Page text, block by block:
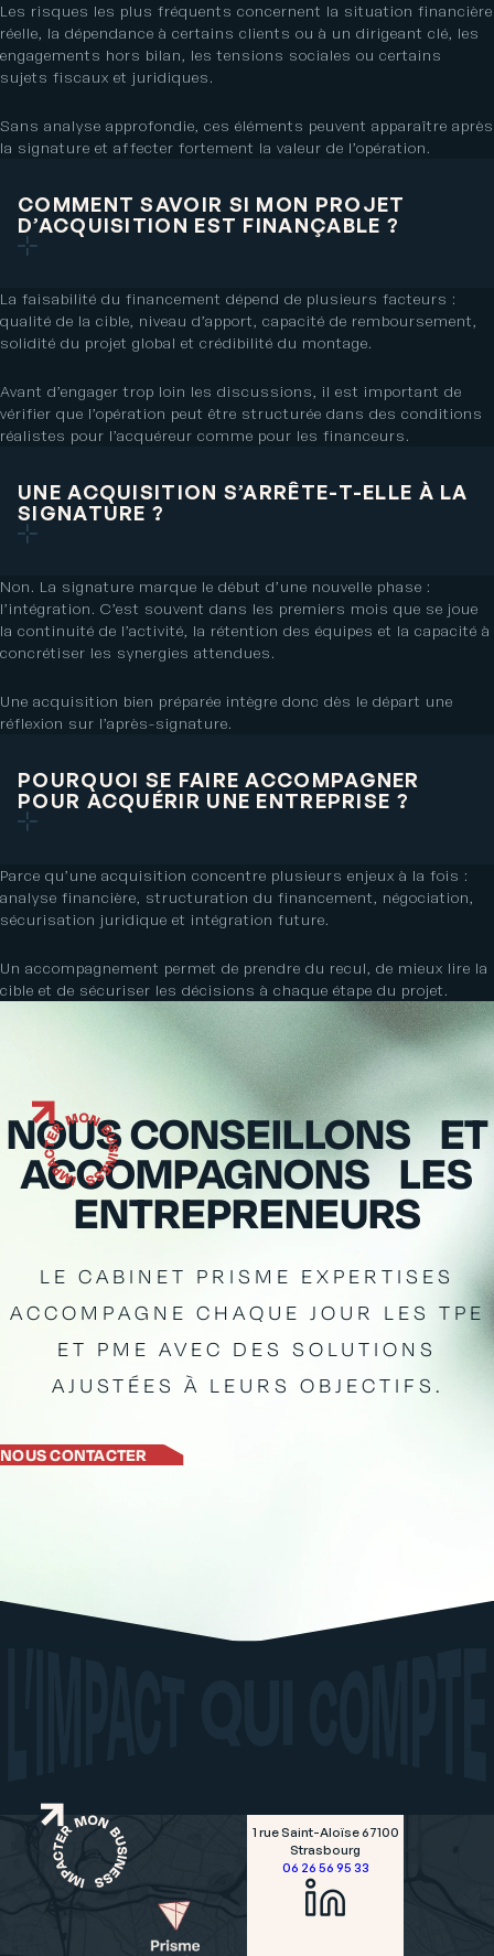
Les risques les plus fréquents concernent la situation financière
réelle, la dépendance à certains clients ou à un dirigeant clé, les
engagements hors bilan, les tensions sociales ou certains
sujets fiscaux et juridiques.
Sans analyse approfondie, ces éléments peuvent apparaître après
la signature et affecter fortement la valeur de l’opération.
COMMENT SAVOIR SI MON PROJET
D’ACQUISITION EST FINANÇABLE ?
La faisabilité du financement dépend de plusieurs facteurs :
qualité de la cible, niveau d’apport, capacité de remboursement,
solidité du projet global et crédibilité du montage.
Avant d’engager trop loin les discussions, il est important de
vérifier que l’opération peut être structurée dans des conditions
réalistes pour l’acquéreur comme pour les financeurs.
UNE ACQUISITION S’ARRÊTE-T-ELLE À LA
SIGNATURE ?
Non. La signature marque le début d’une nouvelle phase :
l’intégration. C’est souvent dans les premiers mois que se joue
la continuité de l’activité, la rétention des équipes et la capacité à
concrétiser les synergies attendues.
Une acquisition bien préparée intègre donc dès le départ une
réflexion sur l’après-signature.
POURQUOI SE FAIRE ACCOMPAGNER
POUR ACQUÉRIR UNE ENTREPRISE ?
Parce qu’une acquisition concentre plusieurs enjeux à la fois :
analyse financière, structuration du financement, négociation,
sécurisation juridique et intégration future.
Un accompagnement permet de prendre du recul, de mieux lire la
cible et de sécuriser les décisions à chaque étape du projet.
NOUS CONSEILLONS ET
ACCOMPAGNONS LES
ENTREPRENEURS
LE CABINET PRISME EXPERTISES
ACCOMPAGNE CHAQUE JOUR LES TPE
ET PME AVEC DES SOLUTIONS
AJUSTÉES À LEURS OBJECTIFS.
NOUS CONTACTER
1 rue Saint-Aloïse67100
Strasbourg
06 26 56 95 33